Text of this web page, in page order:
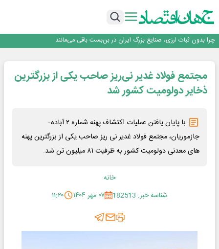
روزنامه ۱۷ مرداد
چرا بدون ثبات ارزی، صنایع بزرگ ایران در بن‌بست باقی می‌مانند
روزنامه ۱۷ مرداد
افزایش قیمت بلیت اتوبوس فصلی شد؟
مجتمع فولاد غدیر نی‌ریز صاحب یکی از بزرگترین
ذخایر دولومیت کشور شد
​ با پایان یافتن عملیات اکتشاف پهنه شماره ۲ آباده-
جازموریان، مجتمع فولاد غدیر نی ریز صاحب یکی از بزرگترین پهنه
های معدنی دولومیت کشور به ظرفیت ۸۱ میلیون تن شد.
خانه
شناسه خبر: 182513
۰۷ مهر ۱۴۰۴ ۱۱:۲۰